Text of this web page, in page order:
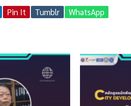
Pin It Tumblr WhatsApp